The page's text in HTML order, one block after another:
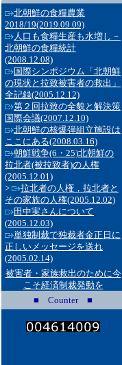
北朝鮮の食糧農業
2018/19(2019.09.09)
人口も食糧生産も水増し－
北朝鮮の食糧統計
(2008.12.08)
国際シンポジウム「北朝鮮
の現状と拉致被害者の救出」
全記録(2005.12.12)
第２回拉致の全貌と解決策
国際会議(2007.12.10)
北朝鮮の核爆弾組立施設は
ここにある(2008.03.16)
朝鮮戦争(6・25)北朝鮮の
拉北者(被拉致者)の人権
(2005.12.01)
>
拉北者の人権，拉北者と
その家族の人権(2005.12.02)
田中実さんについて
(2005.12.03)
単独制裁で独裁者金正日に
正しいメッセージを送れ
(2005.02.14)
被害者・家族救出のために今
こそ経済制裁発動を
■ Counter ■